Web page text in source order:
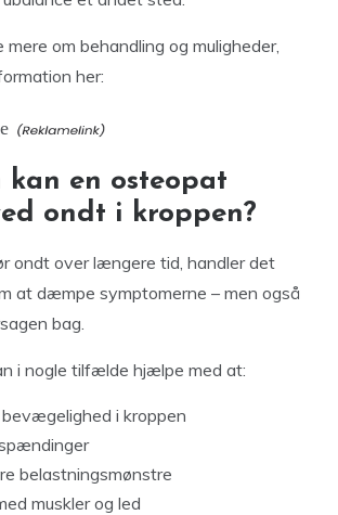
om behandling og muligheder,
her:
kan en osteopat
ondt i kroppen?
ondt over længere tid, handler det
at dæmpe symptomerne – men også
bag.
i nogle tilfælde hjælpe med at:
i kroppen
belastningsmønstre
muskler og led